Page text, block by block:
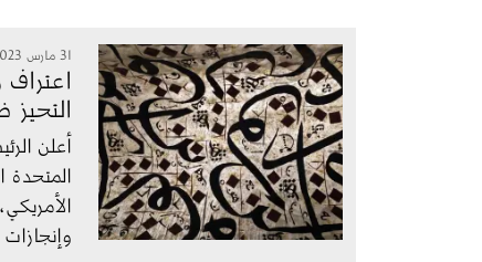
الصورة 31 مارس 2023
اعتراف
أعلن